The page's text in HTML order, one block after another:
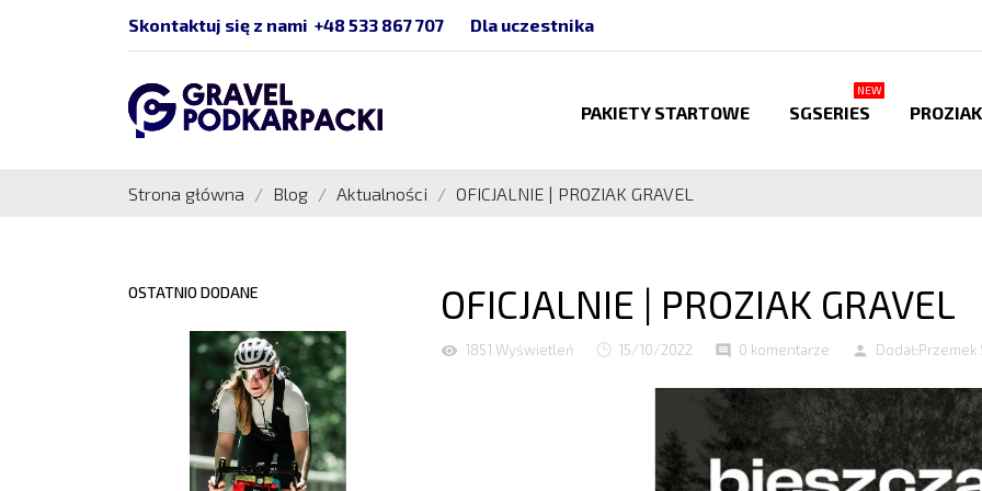
Skontaktuj się z nami +48 533 867 707 Dla uczestnika
PAKIETY STARTOWE SGSERIES
NEW
PROZIAK
Strona główna Blog Aktualności OFICJALNIE | PROZIAK GRAVEL
OSTATNIO DODANE OFICJALNIE | PROZIAK GRAVEL
visibility 1851 Wyświetleń 15/10/2022 comment 0 komentarze person Dodał:Przemek